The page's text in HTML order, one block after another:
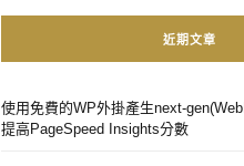
近期文章
使用免費的WP外掛產生next-
提高PageSpeed Insights分數